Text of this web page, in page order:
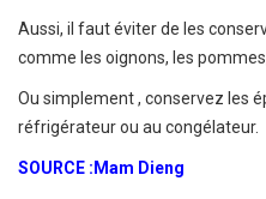
Aussi, il faut éviter de les
comme les oignons, les
Ou simplement , conservez les
réfrigérateur ou au congélateur.
SOURCE :Mam Dieng